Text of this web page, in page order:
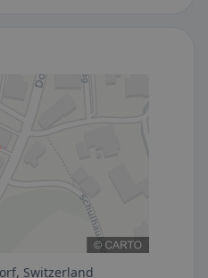
Switzerland